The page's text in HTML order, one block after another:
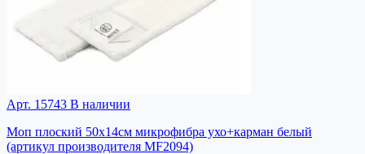
Арт. 15743 В наличии
Моп плоский 50х14см микрофибра ухо+карман белый
(артикул производителя MF2094)